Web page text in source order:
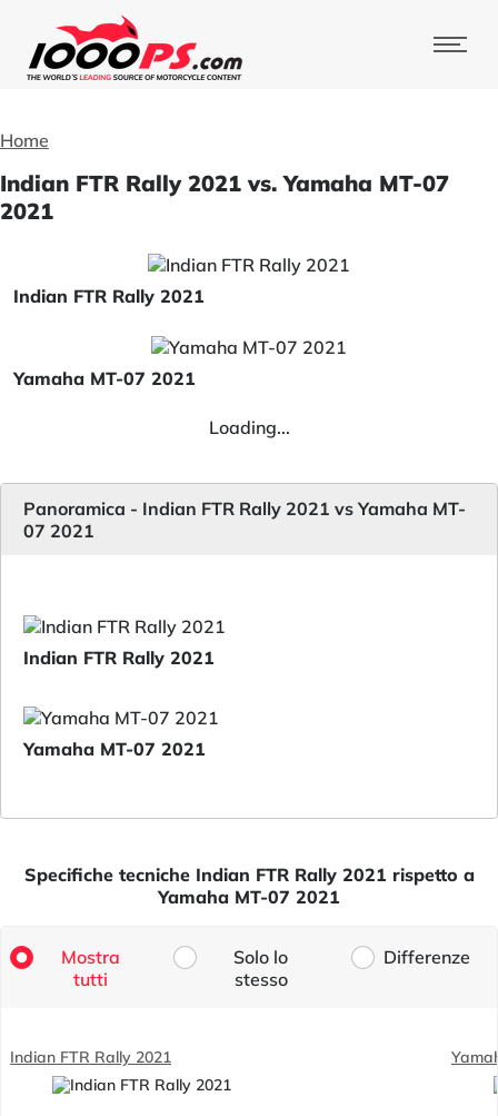
Home
Indian FTR Rally 2021 vs. Yamaha MT-07
2021
Indian FTR Rally 2021
Yamaha MT-07 2021
Loading...
Panoramica - Indian FTR Rally 2021 vs Yamaha MT-
07 2021
Indian FTR Rally 2021
Yamaha MT-07 2021
Specifiche tecniche Indian FTR Rally 2021 rispetto a
Yamaha MT-07 2021
Mostra
tutti
Solo lo
stesso
Differenze
Indian FTR Rally 2021